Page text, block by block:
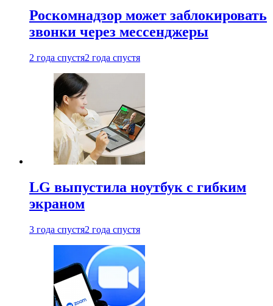
Роскомнадзор может заблокировать
звонки через мессенджеры
2 года спустя2 года спустя
LG выпустила ноутбук с гибким
экраном
3 года спустя2 года спустя